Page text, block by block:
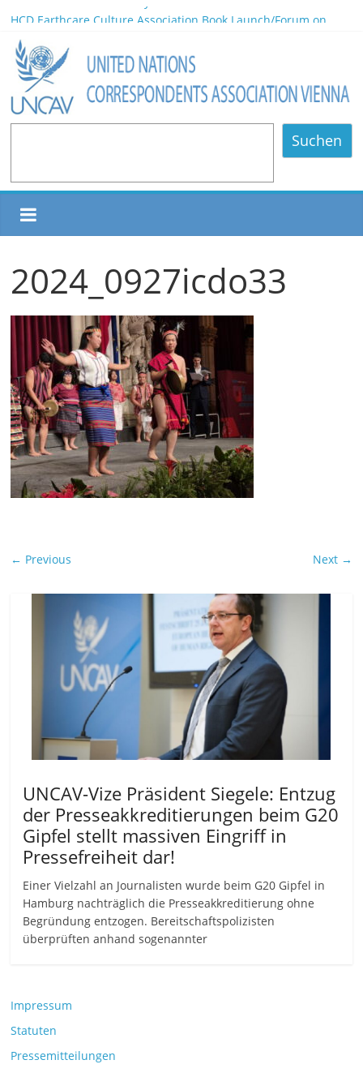
World Press Freedom Day 2026
HCD Earthcare Culture Association Book Launch/Forum on
Environmental Protection/Art Exhibition Held in UNOV
Africa Day 2026 A Continent of Strength, Diversity, and Future
Opportunities
NOMINATED PARTICIPANTS – Vienna, 20.06.2026
80 Years of Diplomatic Relations between Austria and the
Suchen
2024_0927icdo33
← Previous Next →
UNCAV-Vize Präsident Siegele: Entzug
der Presseakkreditierungen beim G20
Gipfel stellt massiven Eingriff in
Pressefreiheit dar!
Einer Vielzahl an Journalisten wurde beim G20 Gipfel in
Hamburg nachträglich die Presseakkreditierung ohne
Begründung entzogen. Bereitschaftspolizisten
überprüften anhand sogenannter
Impressum
Statuten
Pressemitteilungen